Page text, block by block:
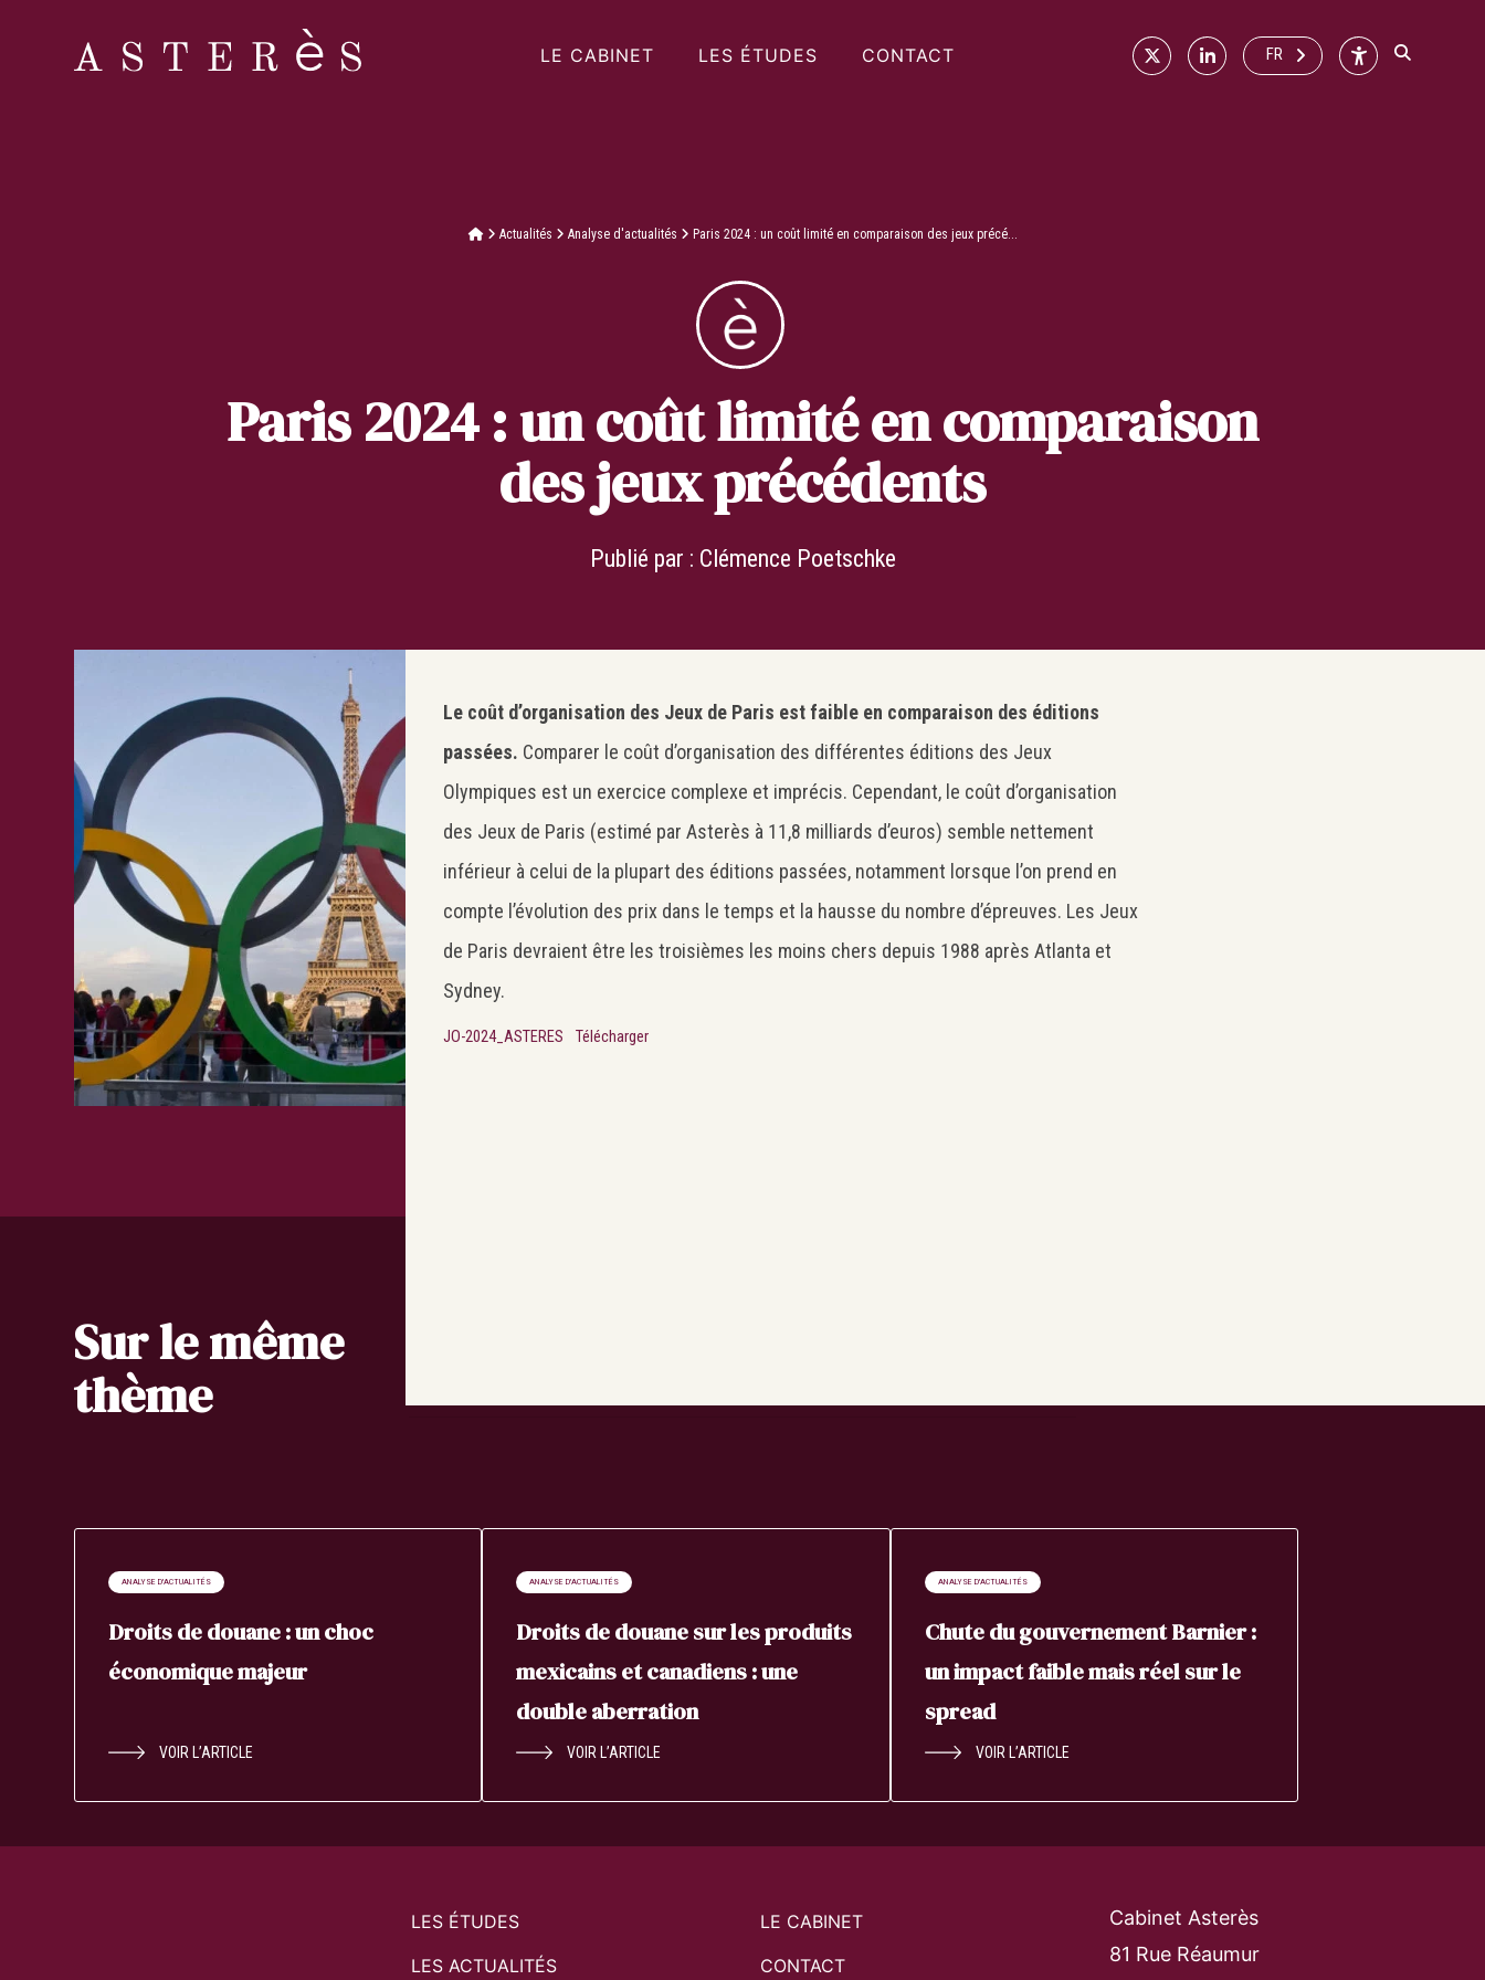
LE CABINET LES ÉTUDES CONTACT X Linkedin
FR Accessibilité
Actualités Analyse d'actualités Paris 2024 : un coût limité en comparaison des jeux précé...
Paris 2024 : un coût limité en comparaison
des jeux précédents
Publié par : Clémence Poetschke
Le coût d’organisation des Jeux de Paris est faible en comparaison des éditions
passées. Comparer le coût d’organisation des différentes éditions des Jeux
Olympiques est un exercice complexe et imprécis. Cependant, le coût d’organisation
des Jeux de Paris (estimé par Asterès à 11,8 milliards d’euros) semble nettement
inférieur à celui de la plupart des éditions passées, notamment lorsque l’on prend en
compte l’évolution des prix dans le temps et la hausse du nombre d’épreuves. Les Jeux
de Paris devraient être les troisièmes les moins chers depuis 1988 après Atlanta et
Sydney.
JO-2024_ASTERES Télécharger
Sur le même
thème
ANALYSE D'ACTUALITÉS
Droits de douane : un choc
économique majeur
VOIR L’ARTICLE
ANALYSE D'ACTUALITÉS
Droits de douane sur les produits
mexicains et canadiens : une
double aberration
VOIR L’ARTICLE
ANALYSE D'ACTUALITÉS
Chute du gouvernement Barnier :
un impact faible mais réel sur le
spread
VOIR L’ARTICLE
LES ÉTUDES
LES ACTUALITÉS
LE CABINET
CONTACT
Cabinet Asterès
81 Rue Réaumur